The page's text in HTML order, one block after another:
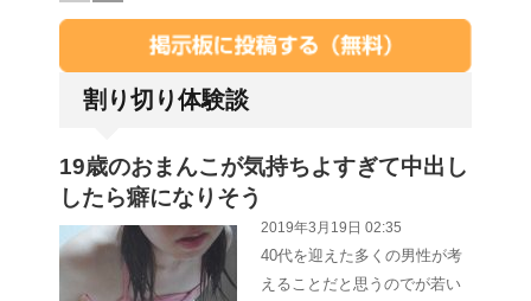
割り切り体験談
19歳のおまんこが気持ちよすぎて中出し
したら癖になりそう
2019年3月19日 02:35
40代を迎えた多くの男性が考
えることだと思うのでが若い